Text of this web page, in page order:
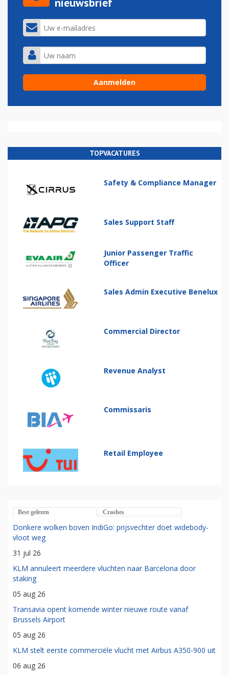
TOPVACATURES
Safety & Compliance Manager
Sales Support Staff
Junior Passenger Traffic
Officer
Sales Admin Executive Benelux
Commercial Director
Revenue Analyst
Commissaris
Retail Employee
Best gelezen Crashes
Donkere wolken boven IndiGo: prijsvechter doet widebody-
vloot weg
31 jul 26
KLM annuleert meerdere vluchten naar Barcelona door
staking
05 aug 26
Transavia opent komende winter nieuwe route vanaf
Brussels Airport
05 aug 26
KLM stelt eerste commerciële vlucht met Airbus A350-900 uit
06 aug 26